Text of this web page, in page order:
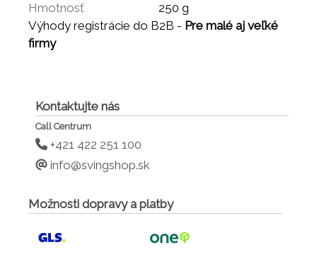
Hmotnosť
250 g
Výhody registrácie do B2B - Pre malé aj veľké
firmy
Kontaktujte nás
Call Centrum
+421 422 251 100
info@svingshop.sk
Možnosti dopravy a platby